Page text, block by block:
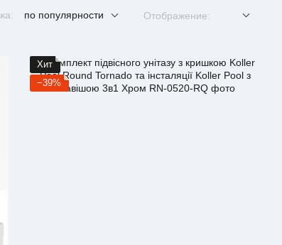
по популярности Отображение:
Хит
−39%